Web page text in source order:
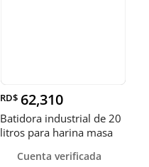
RD$ 62,310
Batidora industrial de 20
litros para harina masa
Cuenta verificada